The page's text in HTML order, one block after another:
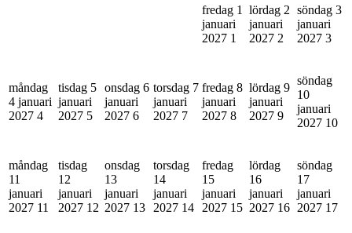
fredag 1
januari
2027 1
lördag 2
januari
2027 2
söndag 3
januari
2027 3
måndag
4 januari
2027 4
tisdag 5
januari
2027 5
onsdag 6
januari
2027 6
torsdag 7
januari
2027 7
fredag 8
januari
2027 8
lördag 9
januari
2027 9
söndag
10
januari
2027 10
måndag
11
januari
2027 11
tisdag
12
januari
2027 12
onsdag
13
januari
2027 13
torsdag
14
januari
2027 14
fredag
15
januari
2027 15
lördag
16
januari
2027 16
söndag
17
januari
2027 17